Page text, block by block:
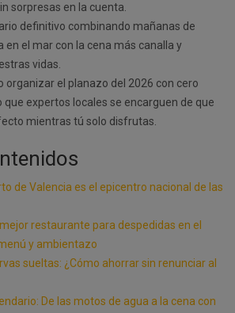
sorpresas en la cuenta.
definitivo combinando mañanas de
en el mar con la cena más canalla y
vidas.
organizar el planazo del 2026 con cero
que expertos locales se encarguen de que
mientras tú solo disfrutas.
de Valencia es el epicentro nacional de las
restaurante para despedidas en el
y ambientazo
sueltas: ¿Cómo ahorrar sin renunciar al
De las motos de agua a la cena con